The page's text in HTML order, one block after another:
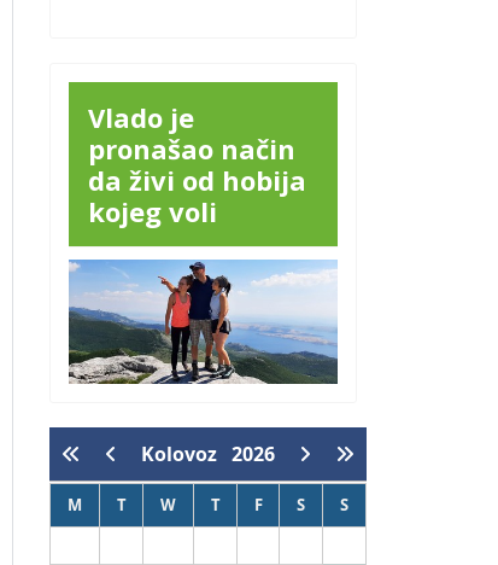
Vlado je
pronašao način
da živi od hobija
kojeg voli
Kolovoz 2026
M T W T F S S